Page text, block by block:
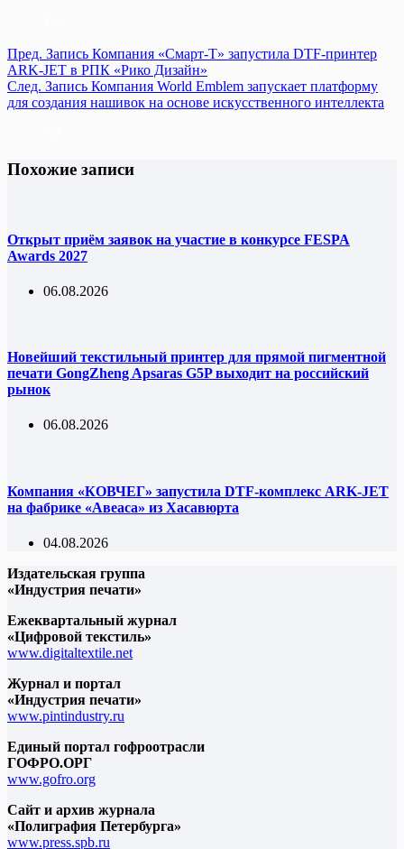
Пред. Запись Компания «Смарт-Т» запустила DTF-принтер
ARK-JET в РПК «Рико Дизайн»
След. Запись Компания World Emblem запускает платформу
для создания нашивок на основе искусственного интеллекта
Похожие записи
Открыт приём заявок на участие в конкурсе FESPA
Awards 2027
06.08.2026
Новейший текстильный принтер для прямой пигментной
печати GongZheng Apsaras G5P выходит на российский
рынок
06.08.2026
Компания «КОВЧЕГ» запустила DTF-комплекс ARK-JET
на фабрике «Авеаса» из Хасавюрта
04.08.2026
Издательская группа
«Индустрия печати»
Ежеквартальный журнал
«Цифровой текстиль»
www.digitaltextile.net
Журнал и портал
«Индустрия печати»
www.pintindustry.ru
Единый портал гофроотрасли
ГОФРО.ОРГ
www.gofro.org
Сайт и архив журнала
«Полиграфия Петербурга»
www.press.spb.ru